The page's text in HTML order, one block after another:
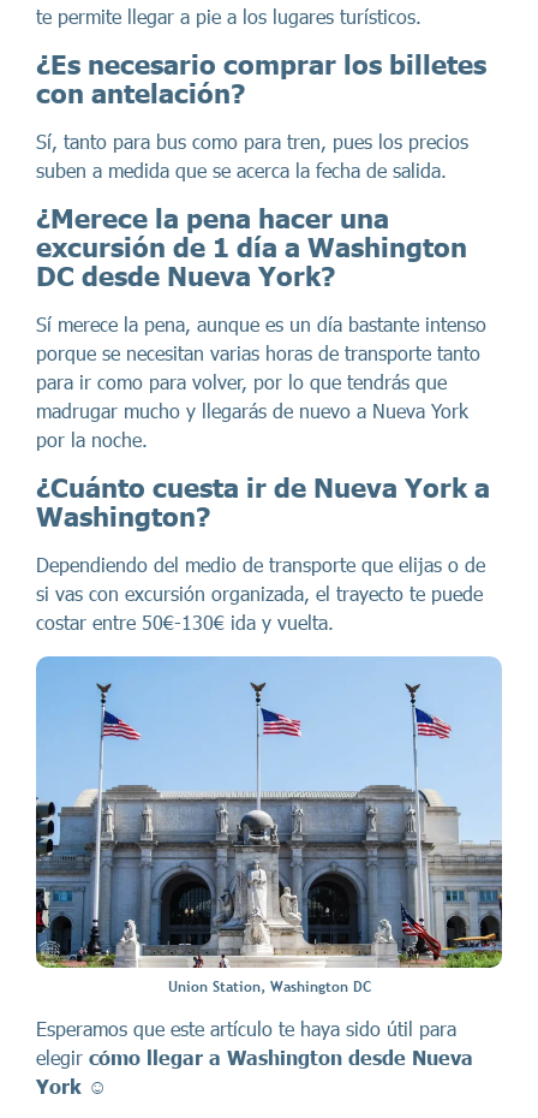
te permite llegar a pie a los lugares turísticos.
¿Es necesario comprar los billetes
con antelación?
Sí, tanto para bus como para tren, pues los precios
suben a medida que se acerca la fecha de salida.
¿Merece la pena hacer una
excursión de 1 día a Washington
DC desde Nueva York?
Sí merece la pena, aunque es un día bastante intenso
porque se necesitan varias horas de transporte tanto
para ir como para volver, por lo que tendrás que
madrugar mucho y llegarás de nuevo a Nueva York
por la noche.
¿Cuánto cuesta ir de Nueva York a
Washington?
Dependiendo del medio de transporte que elijas o de
si vas con excursión organizada, el trayecto te puede
costar entre 50€-130€ ida y vuelta.
Union Station, Washington DC
Esperamos que este artículo te haya sido útil para
elegir cómo llegar a Washington desde Nueva
York ☺️